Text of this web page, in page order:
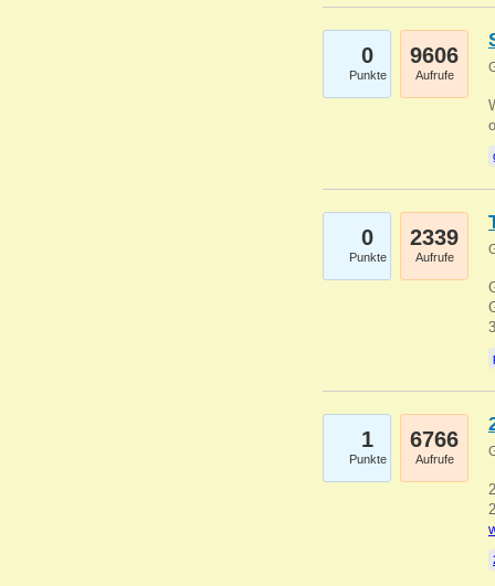
0
Punkte
9606
Aufrufe
0
Punkte
2339
Aufrufe
1
Punkte
6766
Aufrufe